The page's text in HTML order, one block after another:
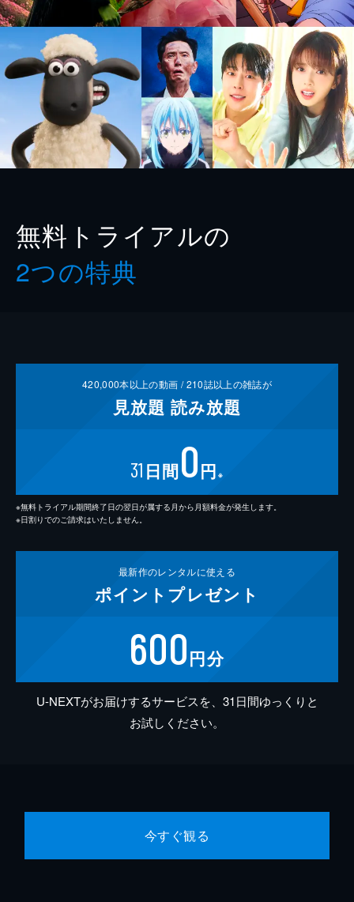
無料トライアルの
2つの特典
420,000本以上の動画 /210誌以上の雑誌が
見放題 読み放題
31 日間0円 ※
※無料トライアル期間終了日の翌日が属する月から月額料金が発生します。
※日割りでのご請求はいたしません。
最新作のレンタルに使える
ポイント プレゼント
600円分
U-NEXTがお届けするサービスを、31日間ゆっくりと
お試しください。
今すぐ観る